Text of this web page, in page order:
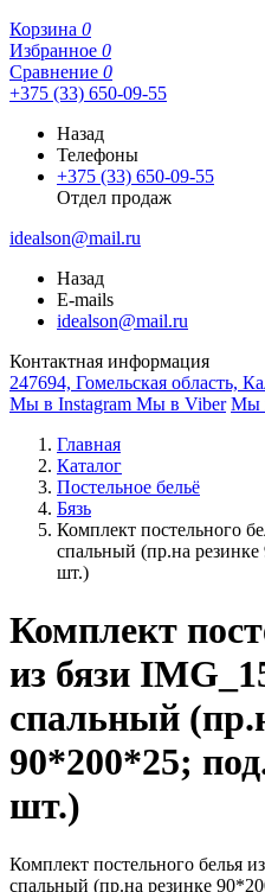
Корзина 0
Избранное 0
Сравнение 0
+375 (33) 650-09-55
Назад
Телефоны
+375 (33) 650-09-55
Отдел продаж
idealson@mail.ru
Назад
E-mails
idealson@mail.ru
Контактная информация
247694, Гомельская область,
Мы в Instagram Мы в Viber Мы
Главная
Каталог
Постельное бельё
Бязь
Комплект постельного
спальный (пр.на
шт.)
Комплект
из бязи
спальный
90*200*25;
шт.)
Комплект постельного белья
спальный (пр.на резинке